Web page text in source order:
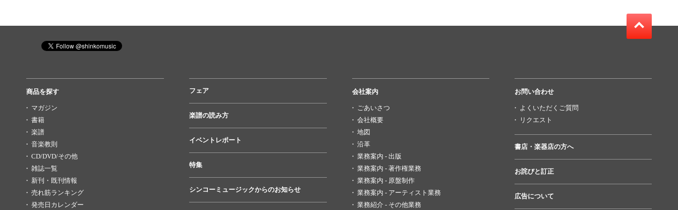
商品を探す
マガジン
書籍
楽譜
音楽教則
CD/DVD/その他
雑誌一覧
新刊・既刊情報
売れ筋ランキング
発売日カレンダー
フェア
楽譜の読み方
イベントレポート
特集
シンコーミュージックからのお知らせ
会社案内
ごあいさつ
会社概要
地図
沿革
業務案内 - 出版
業務案内 - 著作権業務
業務案内 - 原盤制作
業務案内 - アーティスト業務
業務紹介 - その他業務
お問い合わせ
よくいただくご質問
リクエスト
書店・楽器店の方へ
お詫びと訂正
広告について